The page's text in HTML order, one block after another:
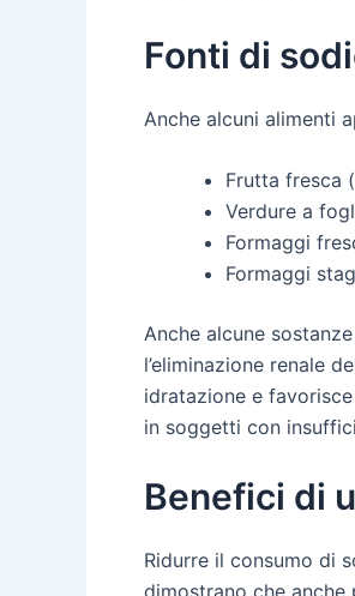
Fonti di
Anche alcuni alimenti
Frutta fresca
Verdure a
Formaggi
Formaggi
Anche alcune
l’eliminazione renale
idratazione e
in soggetti con
Benefici di
Ridurre il consumo di
dimostrano che